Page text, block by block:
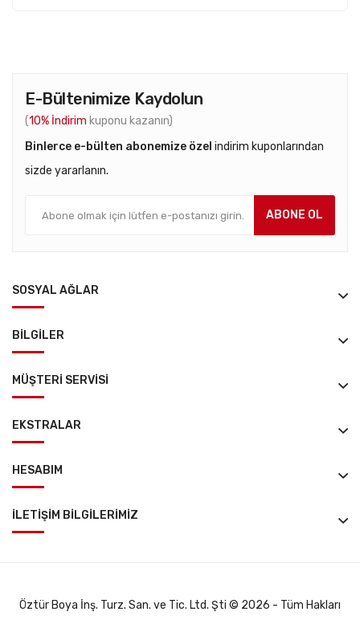
E-Bültenimize Kaydolun
(10% İndirim kuponu kazanın)
Binlerce e-bülten abonemize özel indirim kuponlarından
sizde yararlanın.
ABONE OL
SOSYAL AĞLAR
BILGILER
MÜŞTERI SERVISI
EKSTRALAR
HESABIM
İLETIŞIM BILGILERIMİZ
Öztür Boya İnş. Turz. San. ve Tic. Ltd. Şti © 2026 - Tüm Hakları